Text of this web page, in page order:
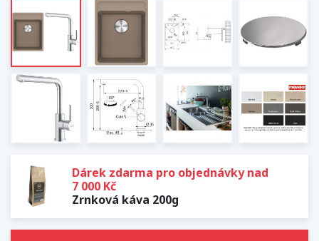
Dárek zdarma pro objednávky nad
7 000 Kč
Zrnková káva 200g